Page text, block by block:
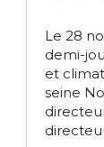
Le 28
demi-
et
seine